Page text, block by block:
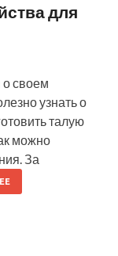
для
о своем
узнать о
талую
можно
За